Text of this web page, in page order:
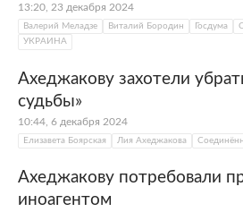
13:20, 23 декабря 2024
Валерий Меладзе Виталий Бородин Госдума
УКРАИНА
Ахеджакову захотели
судьбы»
10:44, 6 декабря 2024
Елизавета Боярская Лия Ахеджакова
Ахеджакову потребовали
иноагентом